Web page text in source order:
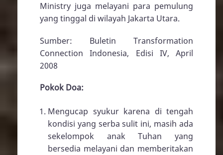
Ministry juga melayani para pemulung
yang tinggal di wilayah Jakarta Utara.
Sumber: Buletin Transformation
Connection Indonesia, Edisi IV, April
2008
Pokok Doa:
Mengucap syukur karena di tengah
kondisi yang serba sulit ini, masih ada
sekelompok anak Tuhan yang
bersedia melayani dan memberitakan